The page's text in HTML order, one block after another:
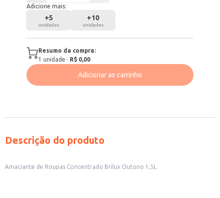
Adicione mais:
+5
unidades
+10
unidades
Resumo da compra:
1 unidade · R$ 0,00
Adicionar ao carrinho
Descrição do produto
Amaciante de Roupas Concentrado Brilux Outono 1,5L